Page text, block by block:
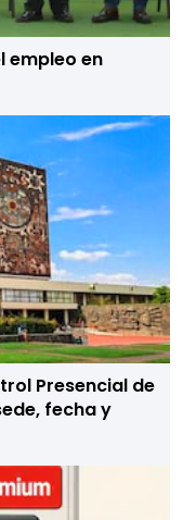
empleo en
Presencial de
fecha y